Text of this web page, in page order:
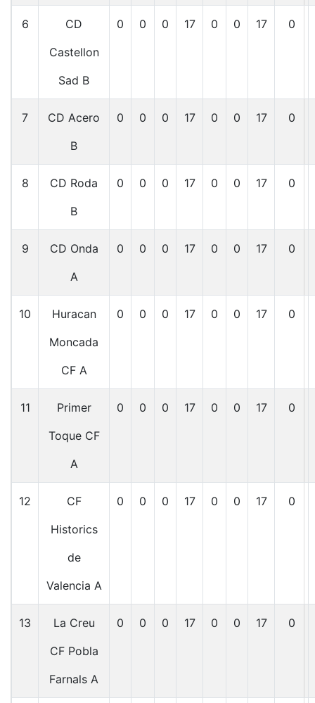
6
CD
Castellon
Sad B
0 0 0 17 0 0 17 0
7
CD Acero
B
0 0 0 17 0 0 17 0
8
CD Roda
B
0 0 0 17 0 0 17 0
9
CD Onda
A
0 0 0 17 0 0 17 0
10
Huracan
Moncada
CF A
0 0 0 17 0 0 17 0
11
Primer
Toque CF
A
0 0 0 17 0 0 17 0
12
CF
Historics
de
Valencia A
0 0 0 17 0 0 17 0
13
La Creu
CF Pobla
Farnals A
0 0 0 17 0 0 17 0